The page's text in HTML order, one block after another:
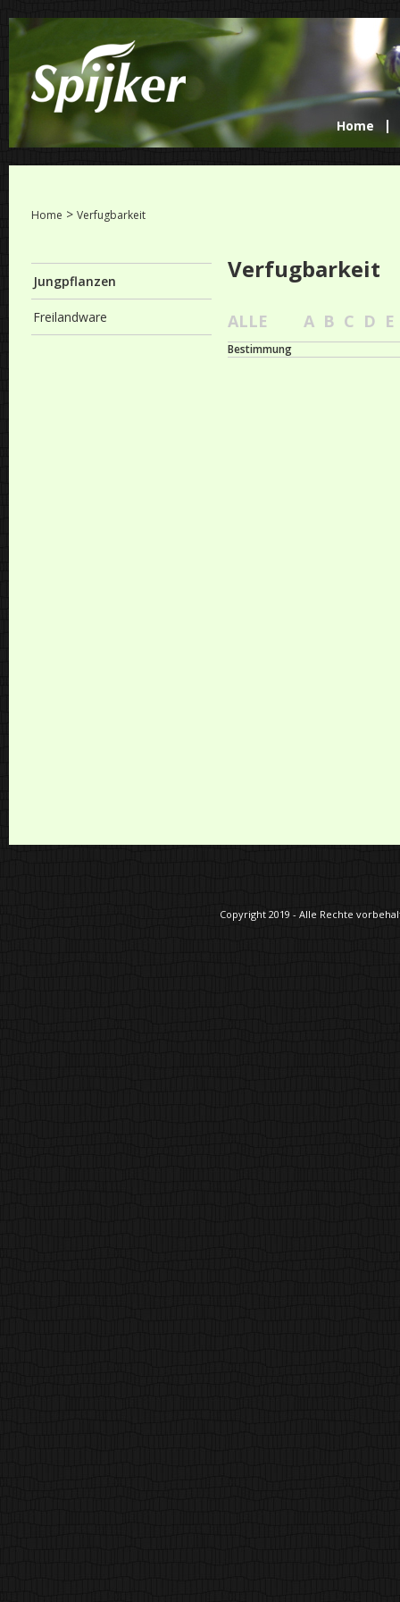
Home
Home > Verfugbarkeit
Jungpflanzen
Freilandware
Verfugbarkeit
ALLE A B C D E
Bestimmung
Copyright 2019 - Alle Rechte